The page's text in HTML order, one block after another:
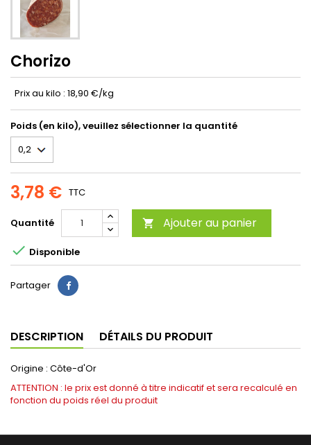
Chorizo
Prix au kilo : 18,90 €/kg
Poids (en kilo), veuillez sélectionner la quantité
3,78 € TTC
Quantité  Ajouter au panier
 Disponible
Partager
DESCRIPTION DÉTAILS DU PRODUIT
Origine : Côte-d'Or
ATTENTION : le prix est donné à titre indicatif et sera recalculé en
fonction du poids réel du produit